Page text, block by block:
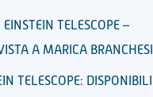
EINSTEIN TELESCOPE –
A MARICA BRANCHESI
TELESCOPE: DISPONIBILI I